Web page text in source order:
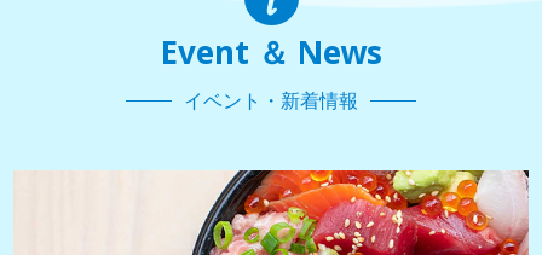
Event ＆ News
イベント・新着情報